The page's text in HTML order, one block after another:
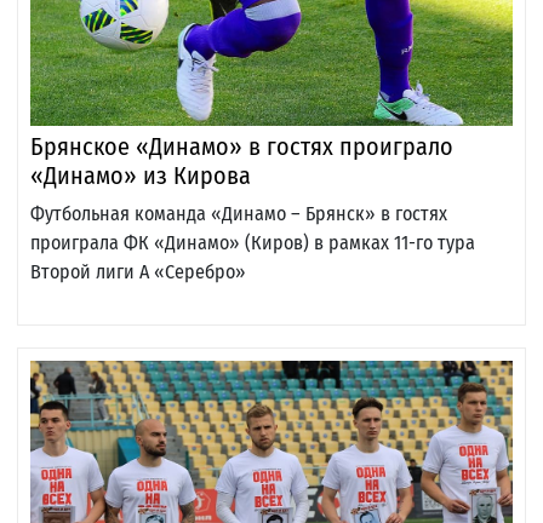
Брянское «Динамо» в гостях проиграло
«Динамо» из Кирова
Футбольная команда «Динамо – Брянск» в гостях
проиграла ФК «Динамо» (Киров) в рамках 11-го тура
Второй лиги А «Серебро»